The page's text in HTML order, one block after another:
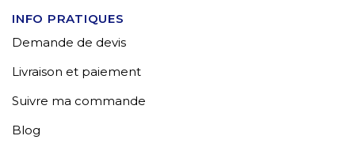
INFO PRATIQUES
Demande de devis
Livraison et paiement
Suivre ma commande
Blog